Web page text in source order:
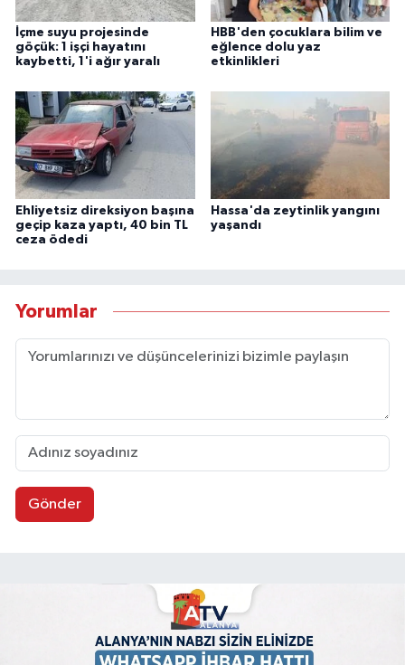
İçme suyu projesinde
göçük: 1 işçi hayatını
kaybetti, 1'i ağır yaralı
HBB'den çocuklara bilim ve
eğlence dolu yaz
etkinlikleri
Ehliyetsiz direksiyon başına
geçip kaza yaptı, 40 bin TL
ceza ödedi
Hassa'da zeytinlik yangını
yaşandı
Yorumlar
Gönder